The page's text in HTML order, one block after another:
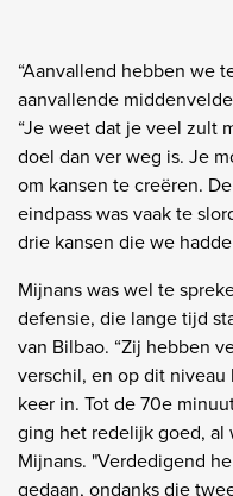
“Aanvallend hebben we
aanvallende
“Je weet dat je veel zult
doel dan ver weg is. Je
om kansen te creëren.
eindpass was vaak te
drie kansen die we
Mijnans was wel te
defensie, die lange tijd
van Bilbao. “Zij hebben
verschil, en op dit
keer in. Tot de 70e
ging het redelijk goed, al
Mijnans. "Verdedigend
gedaan, ondanks die